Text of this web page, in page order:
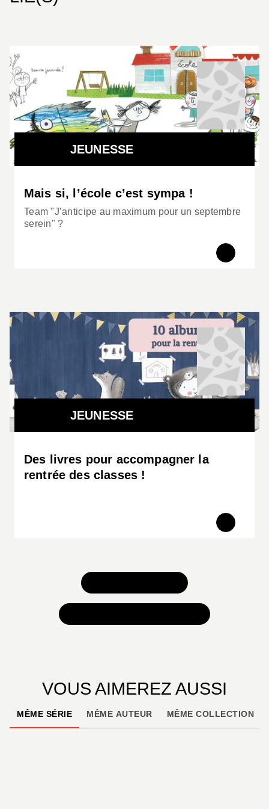
JEUNESSE
Mais si, l’école c’est sympa !
Team "J’anticipe au maximum pour un septembre
serein" ?
JEUNESSE
Des livres pour accompagner la
rentrée des classes !
VOUS AIMEREZ AUSSI
MÊME SÉRIE MÊME AUTEUR MÊME COLLECTION